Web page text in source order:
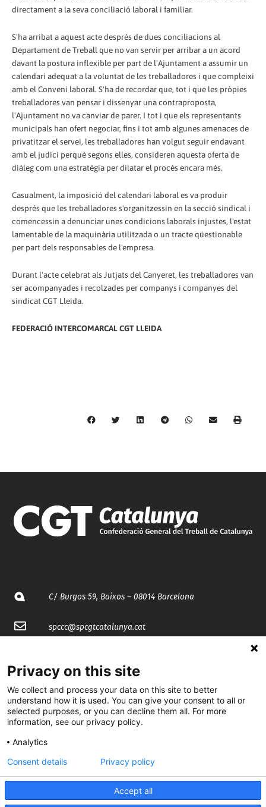
directament a la seva conciliació laboral i familiar.
S'ha arribat a aquest acte després de dues conciliacions al
Departament de Treball que no van servir per arribar a un acord
davant la postura inflexible per part de l'Ajuntament a assumir un
calendari adequat a la voluntat de les treballadores i que compleixi
amb el Conveni laboral. S'ha de recordar que, tot i que les pròpies
treballadores van pensar i dissenyar una contraproposta,
l'Ajuntament no va canviar de parer. I tot i que els representants
municipals han ofert negociar, fins i tot amb algunes amenaces de
privatitzar el servei, les treballadores han volgut seguir endavant
amb el judici perquè segons elles, consideren aquesta oferta de
diàleg com una estratègia per dilatar el procés encara més.
Casualment, la imposició del calendari laboral es va produir
després que les treballadores s'organitzessin en la secció sindical i
comencessin a denunciar unes condicions laborals injustes, l'estat
lamentable de la maquinària utilitzada o un tracte qüestionable
per part dels responsables de l'empresa.
Durant l'acte celebrat als Jutjats del Canyeret, les treballadores van
ser acompanyades i recolzades per companys i companyes del
sindicat CGT Lleida.
FEDERACIÓ INTERCOMARCAL CGT LLEIDA
C/ Burgos 59, Baixos – 08014 Barcelona
spccc@spcgtcatalunya.cat
@CGTCatalunya
cgtcatalunya
cgtcatalunya
Privacy on this site
We collect and process your data on this site to better
understand how it is used. You can give your consent to all or
selected purposes, or you can decline them all. For more
information, see our privacy policy.
Analytics
Accept all
Consent details Privacy policy